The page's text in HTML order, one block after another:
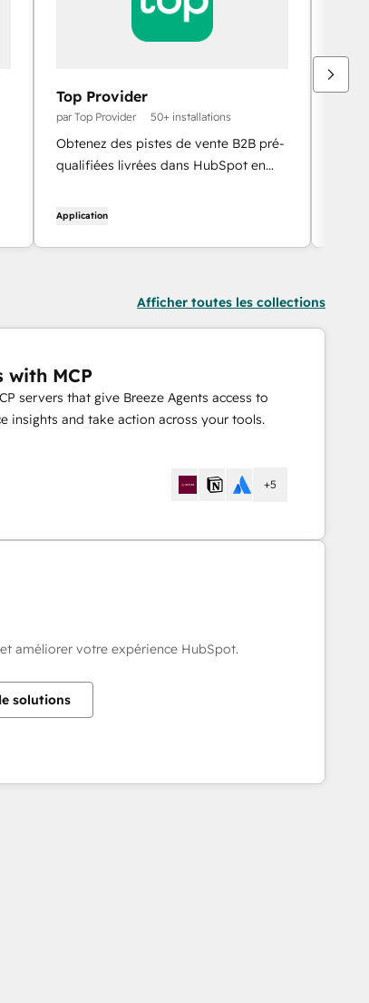
Top Provider
par Top Provider 50+ installations
Obtenez des pistes de vente B2B pré-
qualifiées livrées dans HubSpot en
correspondance complet sur la
Application
Echo
Afficher toutes les collections
with MCP
servers that give Breeze Agents access to
insights and take action across your tools.
+5
améliorer votre expérience HubSpot.
solutions